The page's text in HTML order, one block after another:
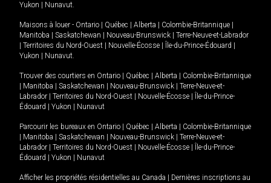
Yukon
Nunavut.
Maisons à louer - Ontario Québec Alberta Colombie-Britannique
Manitoba
Saskatchewan Nouveau-Brunswick
Terre-Neuve-et-Labrador
Territoires du Nord-Ouest Nouvelle-Écosse Île-du-Prince-Édouard
Yukon
Nunavut.
Trouver des courtiers en Ontario Québec Alberta
Colombie-Britannique
Manitoba Saskatchewan Nouveau-Brunswick
Terre-Neuve-et-
Labrador
Territoires du Nord-Ouest Nouvelle-Écosse
Île-du-Prince-
Édouard
Yukon Nunavut
Parcourir les bureaux en Ontario Québec Alberta
Colombie-Britannique
Manitoba Saskatchewan Nouveau-Brunswick
Terre-Neuve-et-
Labrador
Territoires du Nord-Ouest Nouvelle-Écosse
Île-du-Prince-
Édouard
Yukon Nunavut
Afficher les propriétés résidentielles au Canada
Dernières inscriptions au